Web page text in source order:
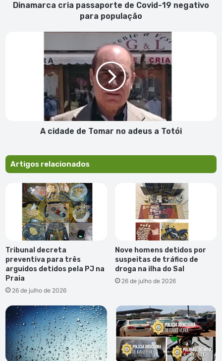
Dinamarca cria passaporte de Covid-19 negativo
para população
A cidade de Tomar no adeus a Totói
Artigos relacionados
Tribunal decreta
preventiva para três
arguidos detidos pela PJ na
Praia
26 de julho de 2026
Nove homens detidos por
suspeitas de tráfico de
droga na ilha do Sal
26 de julho de 2026